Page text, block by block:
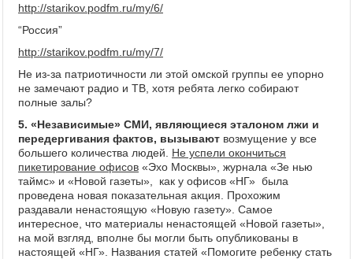
http://starikov.podfm.ru/my/6/
“Россия”
http://starikov.podfm.ru/my/7/
Не из-за патриотичности ли этой омской группы ее упорно
не замечают радио и ТВ, хотя ребята легко собирают
полные залы?
5. «Независимые» СМИ, являющиеся эталоном лжи и
передергивания фактов, вызывают возмущение у все
большего количества людей. Не успели окончиться
пикетирование офисов «Эхо Москвы», журнала «Зе нью
таймс» и «Новой газеты», как у офисов «НГ» была
проведена новая показательная акция. Прохожим
раздавали ненастоящую «Новую газету». Самое
интересное, что материалы ненастоящей «Новой газеты»,
на мой взгляд, вполне бы могли быть опубликованы в
настоящей «НГ». Названия статей «Помогите ребенку стать